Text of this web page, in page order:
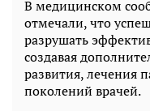
В медицинском
отмечали, что
разрушать
создавая
развития, лечения
поколений врачей.